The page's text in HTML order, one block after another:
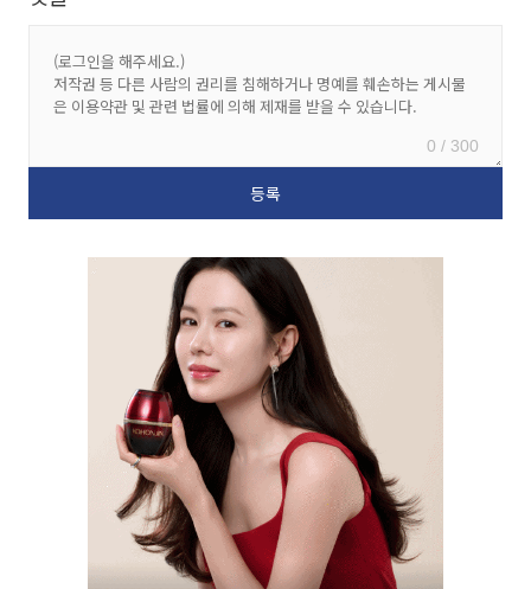
0 / 300